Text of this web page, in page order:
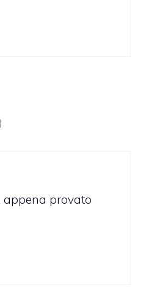
appena provato